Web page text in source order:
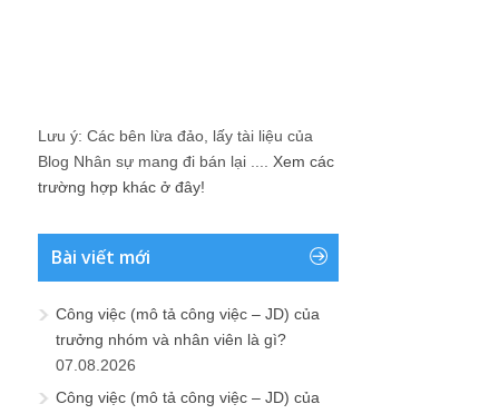
Lưu ý: Các bên lừa đảo, lấy tài liệu của
Blog Nhân sự mang đi bán lại .... Xem các
trường hợp khác ở đây!
Bài viết mới
Công việc (mô tả công việc – JD) của
trưởng nhóm và nhân viên là gì?
07.08.2026
Công việc (mô tả công việc – JD) của